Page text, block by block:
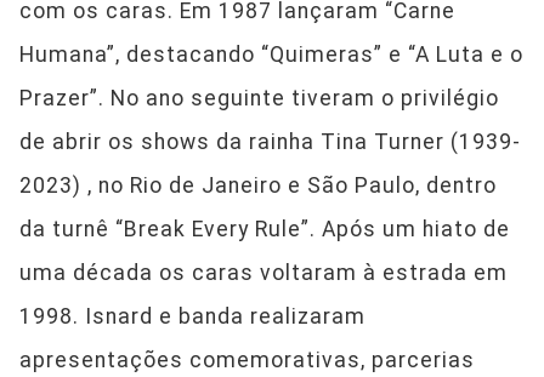
com os caras. Em 1987 lançaram “Carne
Humana”, destacando “Quimeras” e “A Luta e o
Prazer”. No ano seguinte tiveram o privilégio
de abrir os shows da rainha Tina Turner (1939-
2023) , no Rio de Janeiro e São Paulo, dentro
da turnê “Break Every Rule”. Após um hiato de
uma década os caras voltaram à estrada em
1998. Isnard e banda realizaram
apresentações comemorativas, parcerias